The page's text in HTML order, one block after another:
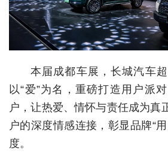
相亲
汽车
消费
创意
文化
本届成都车展，长城汽车
以“爱”为名，重磅打造用户派
户，让热爱、情怀与责任成为真
户的深度情感连接，彰显品牌“
度。